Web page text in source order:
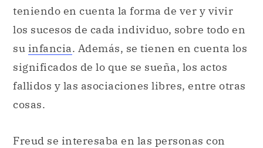
teniendo en cuenta la forma de ver y vivir
los sucesos de cada individuo, sobre todo en
su infancia. Además, se tienen en cuenta los
significados de lo que se sueña, los actos
fallidos y las asociaciones libres, entre otras
cosas.
Freud se interesaba en las personas con